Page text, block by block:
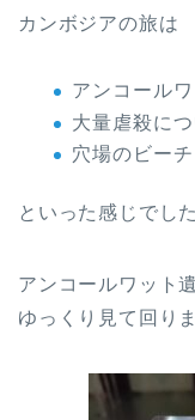
カンボジアの旅は
アンコール
大量虐殺に
穴場のビー
といった感じでした
アンコールワット
ゆっくり見て回り